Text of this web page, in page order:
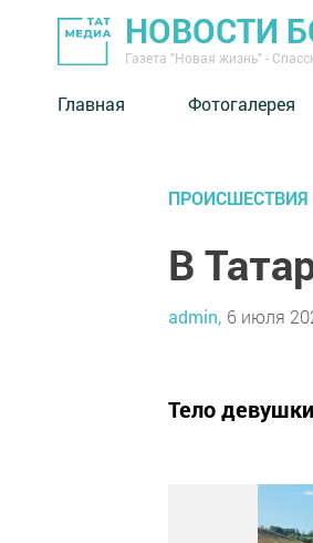
НОВОСТИ
Газета "Новая жизнь" -
Главная Фотогалерея
ПРОИСШЕСТВИЯ
В
admin, 6 июля
Тело